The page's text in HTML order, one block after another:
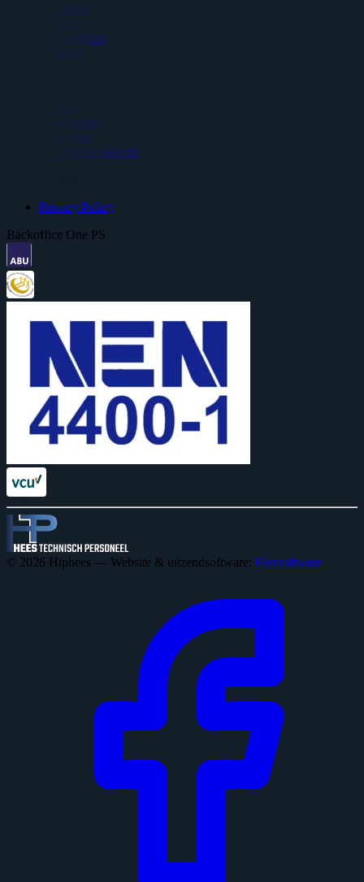
Vacatures
Regio’s
Vakgebieden
Locaties
Advies
Detacheren
Uitzenden
Werving & Selectie
Privacy Policy
Backoffice One PS
© 2026 Htphees — Website & uitzendsoftware: Flexsoftware